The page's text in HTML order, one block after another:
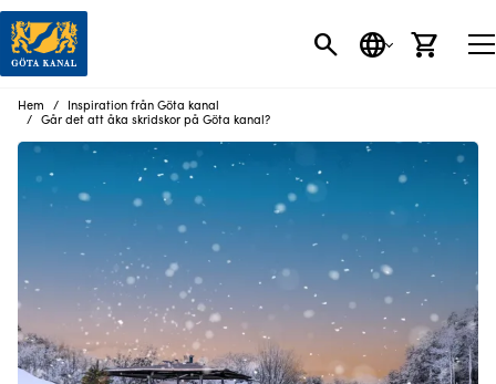
SÖKSPRÅK
Hem
Inspiration från Göta kanal
Går det att åka skridskor på Göta kanal?